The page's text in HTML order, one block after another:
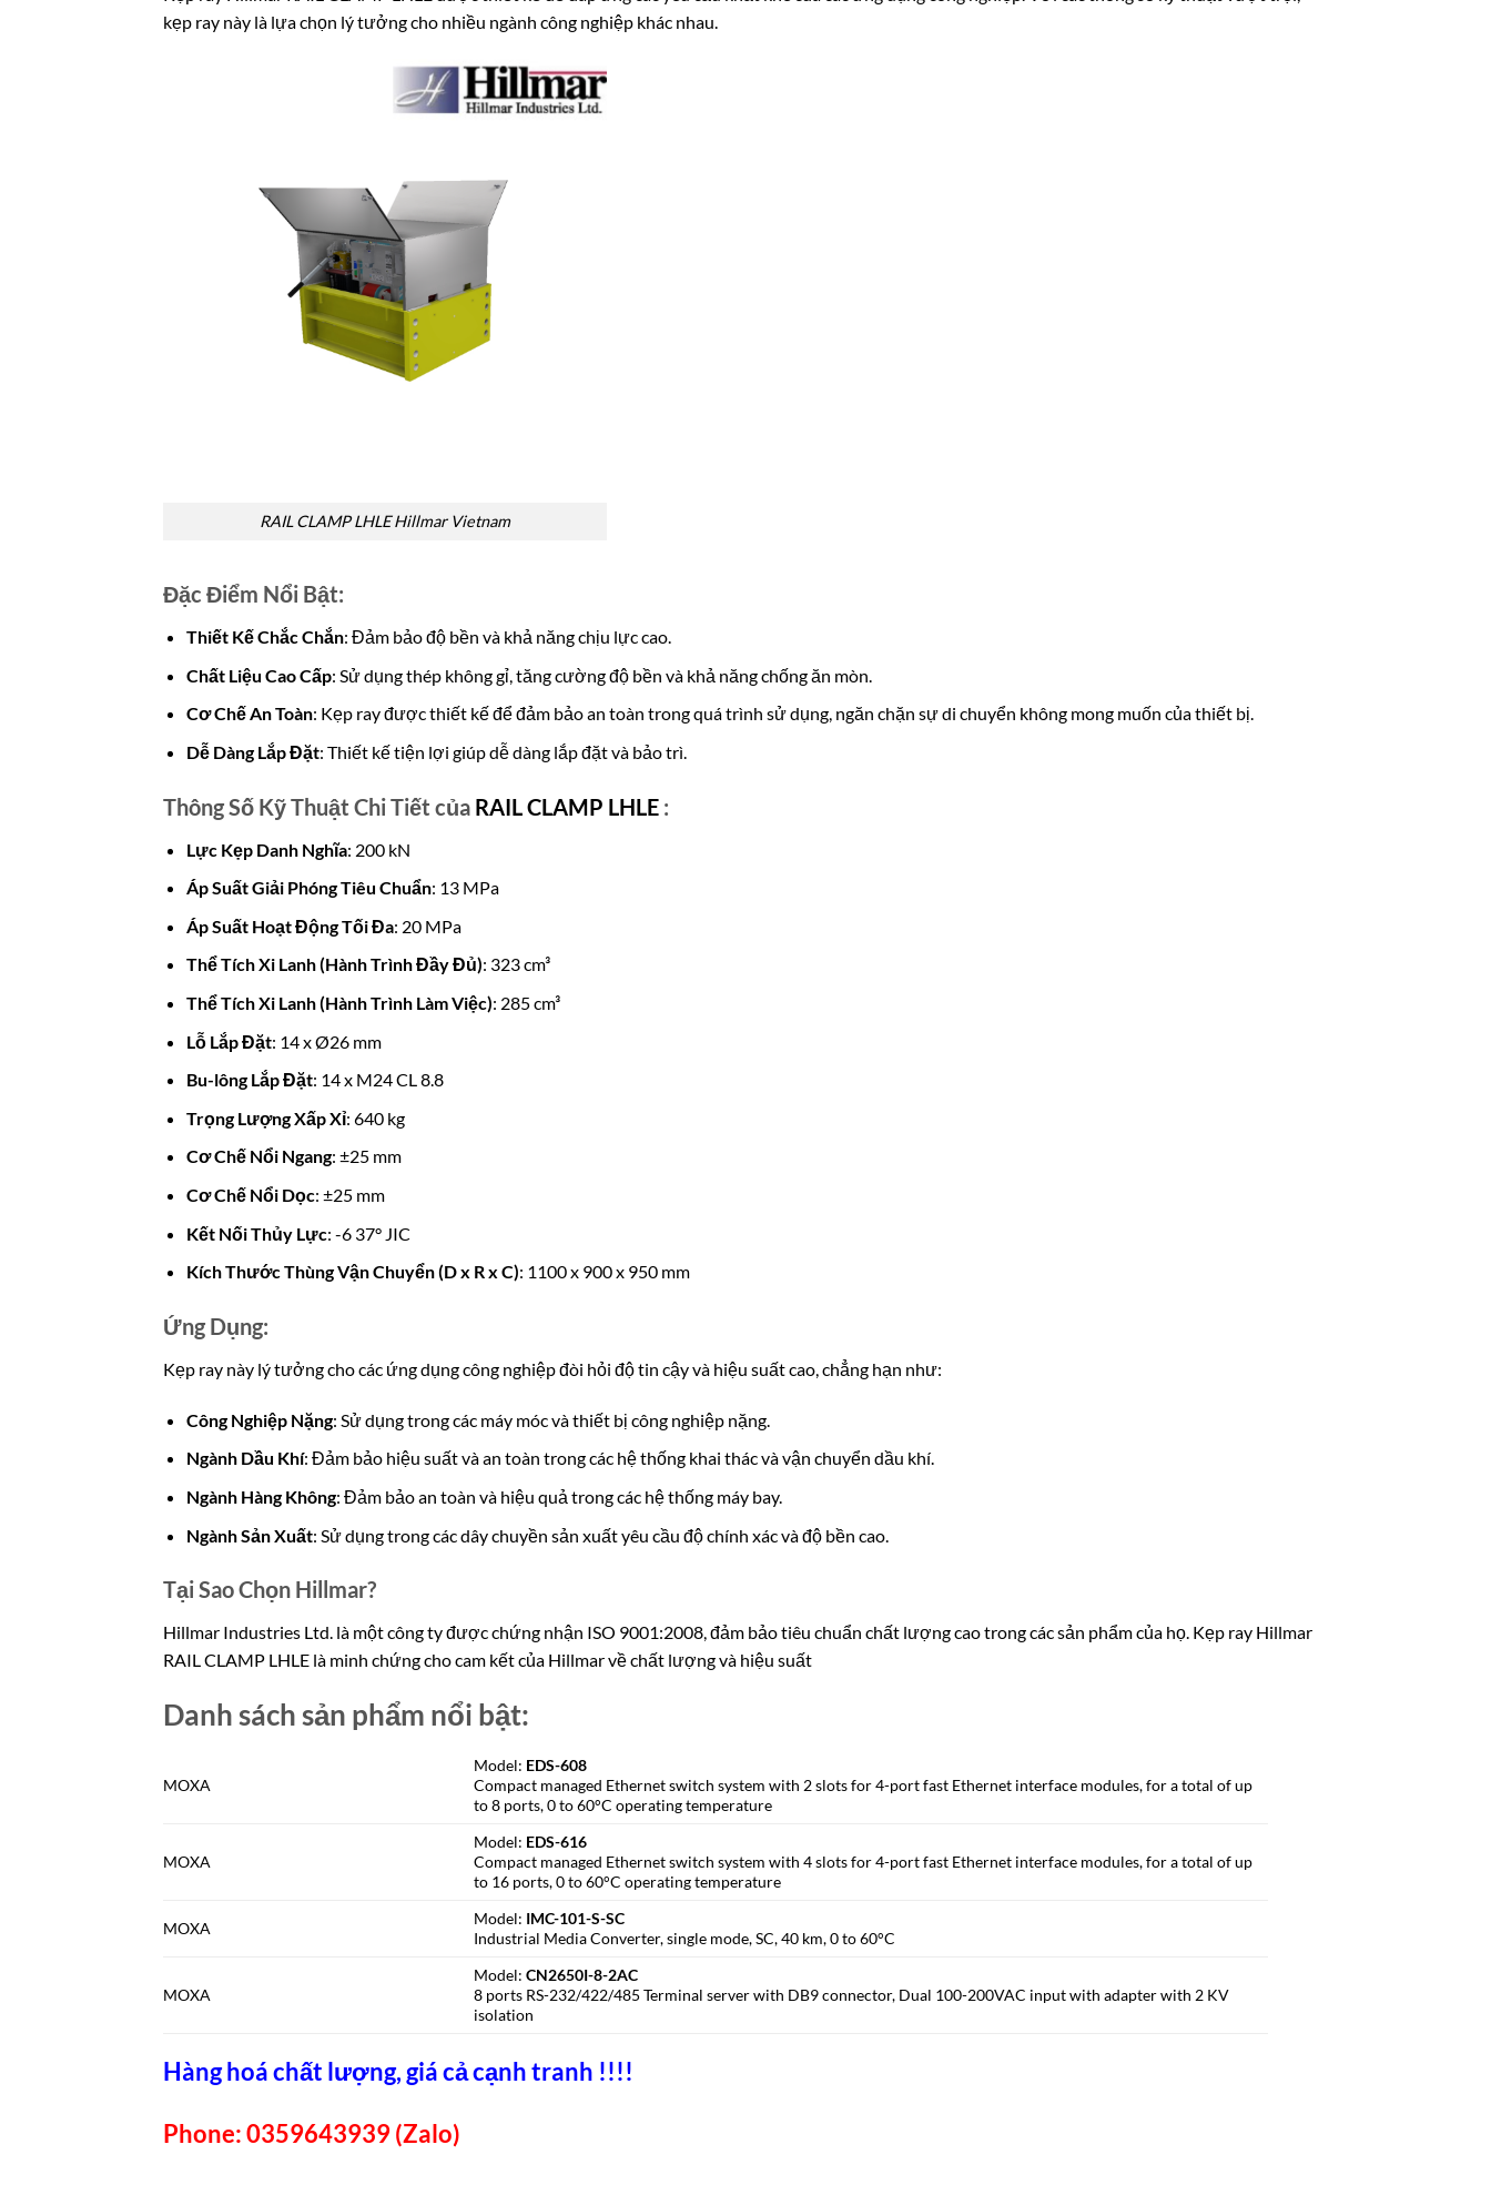
kẹp ray này là lựa chọn lý tưởng cho nhiều ngành công nghiệp khác nhau.
RAIL CLAMP LHLE Hillmar Vietnam
Đặc Điểm Nổi Bật:
Thiết Kế Chắc Chắn: Đảm bảo độ bền và khả năng chịu lực cao.
Chất Liệu Cao Cấp: Sử dụng thép không gỉ, tăng cường độ bền và khả năng chống ăn mòn.
Cơ Chế An Toàn: Kẹp ray được thiết kế để đảm bảo an toàn trong quá trình sử dụng, ngăn chặn sự di chuyển không mong muốn của thiết bị.
Dễ Dàng Lắp Đặt: Thiết kế tiện lợi giúp dễ dàng lắp đặt và bảo trì.
Thông Số Kỹ Thuật Chi Tiết của RAIL CLAMP LHLE :
Lực Kẹp Danh Nghĩa: 200 kN
Áp Suất Giải Phóng Tiêu Chuẩn: 13 MPa
Áp Suất Hoạt Động Tối Đa: 20 MPa
Thể Tích Xi Lanh (Hành Trình Đầy Đủ): 323 cm³
Thể Tích Xi Lanh (Hành Trình Làm Việc): 285 cm³
Lỗ Lắp Đặt: 14 x Ø26 mm
Bu-lông Lắp Đặt: 14 x M24 CL 8.8
Trọng Lượng Xấp Xỉ: 640 kg
Cơ Chế Nổi Ngang: ±25 mm
Cơ Chế Nổi Dọc: ±25 mm
Kết Nối Thủy Lực: -6 37° JIC
Kích Thước Thùng Vận Chuyển (D x R x C): 1100 x 900 x 950 mm
Ứng Dụng:
Kẹp ray này lý tưởng cho các ứng dụng công nghiệp đòi hỏi độ tin cậy và hiệu suất cao, chẳng hạn như:
Công Nghiệp Nặng: Sử dụng trong các máy móc và thiết bị công nghiệp nặng.
Ngành Dầu Khí: Đảm bảo hiệu suất và an toàn trong các hệ thống khai thác và vận chuyển dầu khí.
Ngành Hàng Không: Đảm bảo an toàn và hiệu quả trong các hệ thống máy bay.
Ngành Sản Xuất: Sử dụng trong các dây chuyền sản xuất yêu cầu độ chính xác và độ bền cao.
Tại Sao Chọn Hillmar?
Hillmar Industries Ltd. là một công ty được chứng nhận ISO 9001:2008, đảm bảo tiêu chuẩn chất lượng cao trong các sản phẩm của họ. Kẹp ray Hillmar
RAIL CLAMP LHLE là minh chứng cho cam kết của Hillmar về chất lượng và hiệu suất
Danh sách sản phẩm nổi bật:
MOXA
Model: EDS-608
Compact managed Ethernet switch system with 2 slots for 4-port fast Ethernet interface modules, for a total of up
to 8 ports, 0 to 60°C operating temperature
MOXA
Model: EDS-616
Compact managed Ethernet switch system with 4 slots for 4-port fast Ethernet interface modules, for a total of up
to 16 ports, 0 to 60°C operating temperature
MOXA
Model: IMC-101-S-SC
Industrial Media Converter, single mode, SC, 40 km, 0 to 60°C
MOXA
Model:CN2650I-8-2AC
8 ports RS-232/422/485 Terminal server with DB9 connector, Dual 100-200VAC input with adapter with 2 KV
isolation
Hàng hoá chất lượng, giá cả cạnh tranh !!!!
Phone: 0359643939 (Zalo)